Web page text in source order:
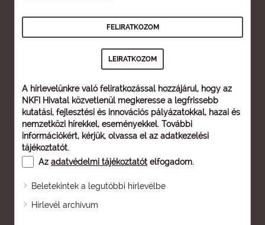
A hírlevelünkre való feliratkozással hozzájárul, hogy az
NKFI Hivatal közvetlenül megkeresse a legfrissebb
kutatási, fejlesztési és innovációs pályázatokkal, hazai és
nemzetközi hírekkel, eseményekkel. További
információkért, kérjük, olvassa el az adatkezelési
tájékoztatót.
Az adatvédelmi tájékoztatót elfogadom.
Beletekintek a legutóbbi hírlevélbe
Hírlevél archívum
Oldaltérkép